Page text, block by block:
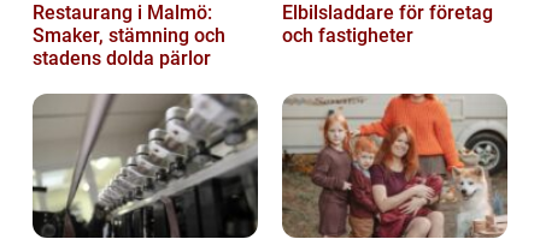
Restaurang i Malmö:
Smaker, stämning och
stadens dolda pärlor
Elbilsladdare för företag
och fastigheter